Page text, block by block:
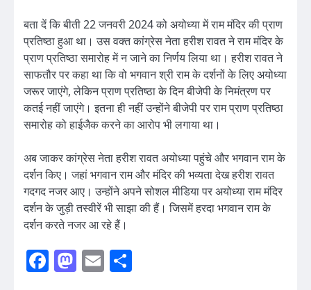
बता दें कि बीती 22 जनवरी 2024 को अयोध्या में राम मंदिर की प्राण
प्रतिष्ठा हुआ था। उस वक्त कांग्रेस नेता हरीश रावत ने राम मंदिर के
प्राण प्रतिष्ठा समारोह में न जाने का निर्णय लिया था। हरीश रावत ने
साफतौर पर कहा था कि वो भगवान श्री राम के दर्शनों के लिए अयोध्या
जरूर जाएंगे, लेकिन प्राण प्रतिष्ठा के दिन बीजेपी के निमंत्रण पर
कतई नहीं जाएंगे। इतना ही नहीं उन्होंने बीजेपी पर राम प्राण प्रतिष्ठा
समारोह को हाईजैक करने का आरोप भी लगाया था।
अब जाकर कांग्रेस नेता हरीश रावत अयोध्या पहुंचे और भगवान राम के
दर्शन किए। जहां भगवान राम और मंदिर की भव्यता देख हरीश रावत
गदगद नजर आए। उन्होंने अपने सोशल मीडिया पर अयोध्या राम मंदिर
दर्शन के जुड़ी तस्वीरें भी साझा की हैं। जिसमें हरदा भगवान राम के
दर्शन करते नजर आ रहे हैं।
Facebook
Mastodon
Email